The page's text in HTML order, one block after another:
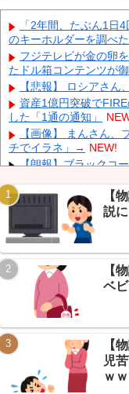
VTuberさん、祖母の
ｗｗ NEW!
「被告はモンスター
でほぼ実刑確実？弁護
伊Autosprint誌：ニュ
を改善に導いた最大の
【画像】 小倉ゆうか
ィ大解放 NEW!
日本代表FW前田大
レミアリーグ初挑戦
英国人「ようこそ」
祝福！【海外の反応】
Powered by livedoor
「2年間、たぶん1日
のキーホルダーを調べ
フジテレビが金の卵
たドル箱コンテンツが
【悲報】 ロシアさ
資産1億円突破で
した「1通の通知」
【画像】 まんさん
チでイラネ」→ NEW!
【朗報】ブラックコ
【続報】ショートス
覚→ガリレオ民ドン引
【朗報】円高で海外
ｗｗｗ NEW!
【朗報】AveMujica
で大盛り上がりですわｗ
【まとめ】X収益化
に賛否ｗｗｗ
Powered by livedoor
【
説
【
ベ
【
児
ｗｗ